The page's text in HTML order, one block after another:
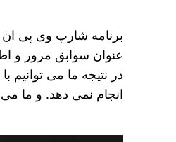
برنامه شارپ وی پی ان
عنوان سوابق مرور و
در نتیجه ما می‌ توانیم
انجام نمی ‌دهد. و ما می